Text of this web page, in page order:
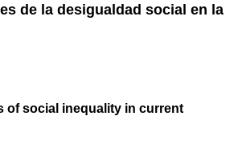
de la desigualdad social en la
of social inequality in current